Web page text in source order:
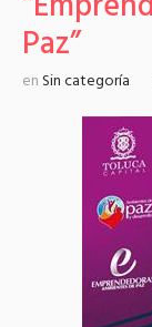
Paz”
en Sin categoría